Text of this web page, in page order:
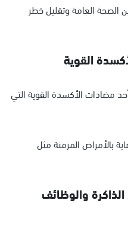
الصحة العامة وتقليل خطر
مضادات الأكسدة القوية التي
بالأمراض المزمنة مثل
والوظائف